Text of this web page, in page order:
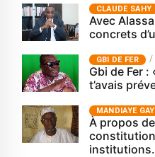
CLAUDE SAHY
Avec
concrets
GBI DE FER
Gbi de Fer
t’avais
MANDIAYE
À propos
institutions.